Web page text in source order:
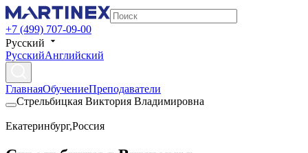
+7 (499) 707-09-00
Русский
РусскийАнглийский
ГлавнаяОбучениеПреподаватели
Стрельбицкая Виктория Владимировна
Екатеринбург,Россия